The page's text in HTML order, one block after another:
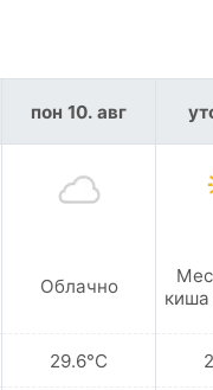
пон 10. авг
Облачно
29.6°C
киша